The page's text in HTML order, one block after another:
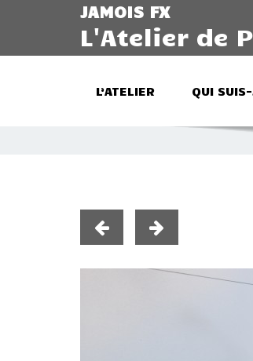
JAMOIS FX
L'Atelier de
L’ATELIER QUI